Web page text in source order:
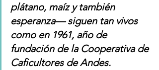
plátano, maíz y también
esperanza— siguen tan vivos
como en 1961, año de
fundación de la Cooperativa de
Caficultores de Andes.